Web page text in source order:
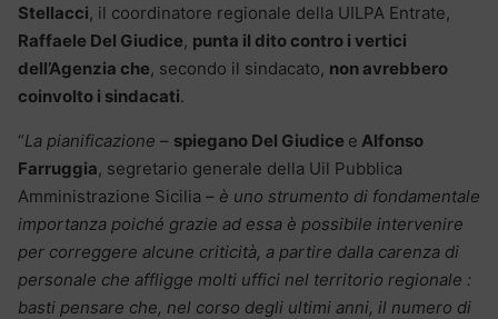
Stellacci, il coordinatore regionale della UILPA Entrate,
Raffaele Del Giudice, punta il dito contro i vertici
dell’Agenzia che, secondo il sindacato, non avrebbero
coinvolto i sindacati.
“La pianificazione – spiegano Del Giudice e Alfonso
Farruggia, segretario generale della Uil Pubblica
Amministrazione Sicilia – è uno strumento di fondamentale
importanza poiché grazie ad essa è possibile intervenire
per correggere alcune criticità, a partire dalla carenza di
personale che affligge molti uffici nel territorio regionale :
basti pensare che, nel corso degli ultimi anni, il numero di